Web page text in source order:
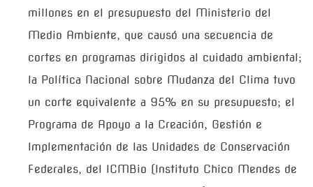
millones en el presupuesto del Ministerio del
Medio Ambiente, que causó una secuencia de
cortes en programas dirigidos al cuidado ambiental;
la Política Nacional sobre Mudanza del Clima tuvo
un corte equivalente a 95% en su presupuesto; el
Programa de Apoyo a la Creación, Gestión e
Implementación de las Unidades de Conservación
Federales, del ICMBio (Instituto Chico Mendes de